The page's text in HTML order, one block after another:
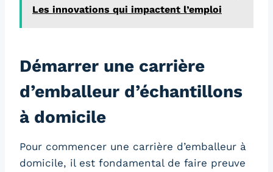
Les innovations qui impactent l’emploi
Démarrer une carrière
d’emballeur d’échantillons
à domicile
Pour commencer une carrière d’emballeur à
domicile, il est fondamental de faire preuve